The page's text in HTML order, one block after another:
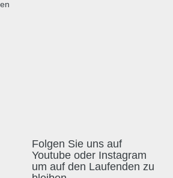
Folgen Sie uns auf
Youtube oder Instagram
um auf den Laufenden zu